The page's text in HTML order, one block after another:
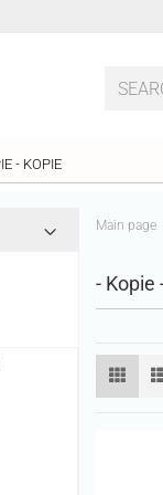
- KOPIE
Main page
- Kopie